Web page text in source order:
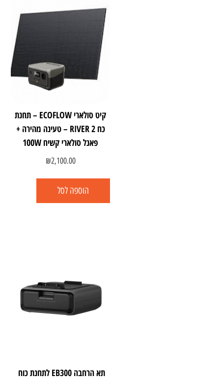
קיט סולארי ECOFLOW – תחנת
כח RIVER 2 – טעינה מהירה +
פאנל סולארי קשיח 100W
₪2,100.00
הוספה לסל
תא הרחבה EB300 לתחנת כוח